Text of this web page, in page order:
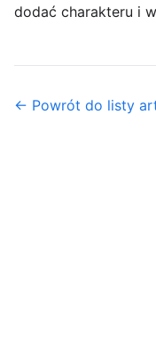
dodać charakteru i
← Powrót do listy